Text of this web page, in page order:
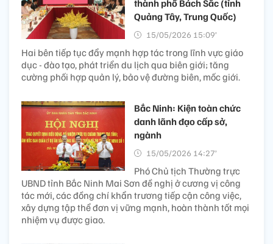
thành phố Bách Sắc (tỉnh
Quảng Tây, Trung Quốc)
15/05/2026 15:09’
Hai bên tiếp tục đẩy mạnh hợp tác trong lĩnh vực giáo
dục - đào tạo, phát triển du lịch qua biên giới; tăng
cường phối hợp quản lý, bảo vệ đường biên, mốc giới.
Bắc Ninh: Kiện toàn chức
danh lãnh đạo cấp sở,
ngành
15/05/2026 14:27’
Phó Chủ tịch Thường trực
UBND tỉnh Bắc Ninh Mai Sơn đề nghị ở cương vị công
tác mới, các đồng chí khẩn trương tiếp cận công việc,
xây dựng tập thể đơn vị vững mạnh, hoàn thành tốt mọi
nhiệm vụ được giao.